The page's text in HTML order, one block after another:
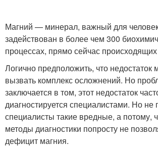
Магний — минерал, важный для
задействован в более чем 300
процессах, прямо сейчас
Логично предположить, что недостаток
вызвать комплекс осложнений. Но
заключается в том, этот недостаток
диагностируется специалистами. Но не
специалисты такие вредные, а потому,
методы диагностики попросту не
дефицит магния.